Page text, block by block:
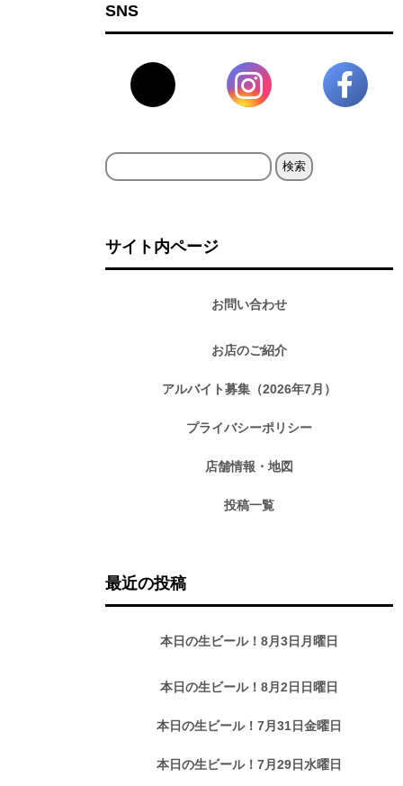
SNS
検
サイト内ページ
お問い合わせ
お店のご紹介
アルバイト募集（2026年7月）
プライバシーポリシー
店舗情報・地図
投稿一覧
最近の投稿
本日の生ビール！8月3日月曜日
本日の生ビール！8月2日日曜日
本日の生ビール！7月31日金曜日
本日の生ビール！7月29日水曜日